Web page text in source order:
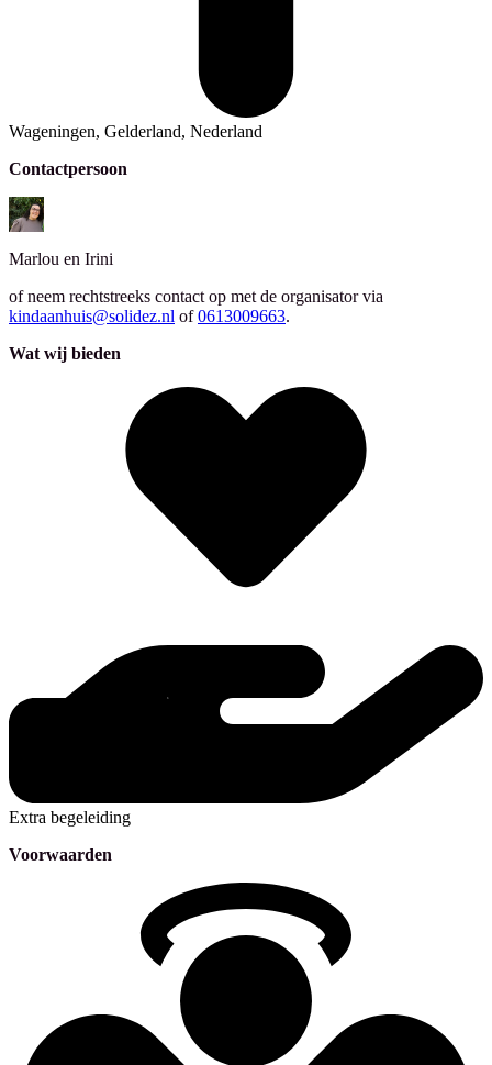
Wageningen, Gelderland, Nederland
Contactpersoon
Marlou en Irini
of neem rechtstreeks contact op met de organisator via
kindaanhuis@solidez.nl of 0613009663.
Wat wij bieden
Extra begeleiding
Voorwaarden